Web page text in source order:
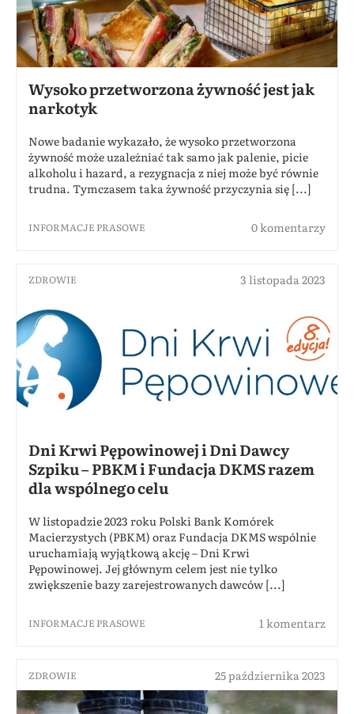
Wysoko przetworzona żywność jest jak
narkotyk
Nowe badanie wykazało, że wysoko przetworzona
żywność może uzależniać tak samo jak palenie, picie
alkoholu i hazard, a rezygnacja z niej może być równie
trudna. Tymczasem taka żywność przyczynia się [...]
INFORMACJE PRASOWE 0 komentarzy
ZDROWIE 3 listopada 2023
Dni Krwi Pępowinowej i Dni Dawcy
Szpiku – PBKM i Fundacja DKMS razem
dla wspólnego celu
W listopadzie 2023 roku Polski Bank Komórek
Macierzystych (PBKM) oraz Fundacja DKMS wspólnie
uruchamiają wyjątkową akcję – Dni Krwi
Pępowinowej. Jej głównym celem jest nie tylko
zwiększenie bazy zarejestrowanych dawców [...]
INFORMACJE PRASOWE 1 komentarz
ZDROWIE 25 października 2023